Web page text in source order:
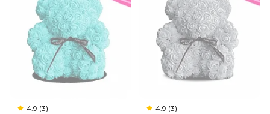
4.9 (3) 4.9 (3)